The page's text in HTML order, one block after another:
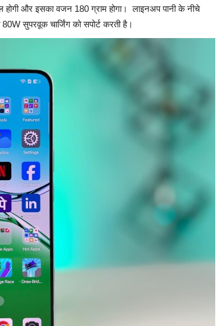
और इसका वजन 180 ग्राम होगा। लाइनअप पानी के नीचे
सुपरवूक चार्जिंग को सपोर्ट करती है।
Editor Aug 17, 2024 2 543
National Pest Surveillance System: New AI platform
connects farmers with agriculture...